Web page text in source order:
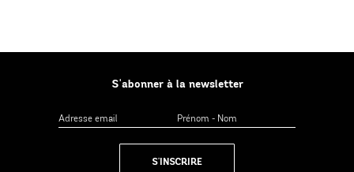
S'abonner à la newsletter
S'INSCRIRE